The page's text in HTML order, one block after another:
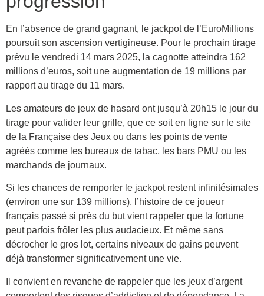
En l’absence de grand gagnant, le jackpot de l’EuroMillions
poursuit son ascension vertigineuse. Pour le prochain tirage
prévu le vendredi 14 mars 2025, la cagnotte atteindra 162
millions d’euros, soit une augmentation de 19 millions par
rapport au tirage du 11 mars.
Les amateurs de jeux de hasard ont jusqu’à 20h15 le jour du
tirage pour valider leur grille, que ce soit en ligne sur le site
de la Française des Jeux ou dans les points de vente
agréés comme les bureaux de tabac, les bars PMU ou les
marchands de journaux.
Si les chances de remporter le jackpot restent infinitésimales
(environ une sur 139 millions), l’histoire de ce joueur
français passé si près du but vient rappeler que la fortune
peut parfois frôler les plus audacieux. Et même sans
décrocher le gros lot, certains niveaux de gains peuvent
déjà transformer significativement une vie.
Il convient en revanche de rappeler que les jeux d’argent